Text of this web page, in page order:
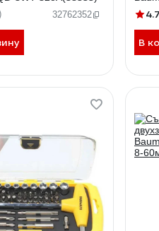
32762352 4.7
В